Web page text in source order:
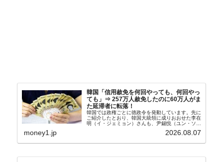
韓国「信用赦免を何回やっても、何回やっ
ても」⇒ 257万人赦免したのに60万人がま
た延滞者に転落！
韓国では政権ごとに徳政令を発動しています。先に
ご紹介したとおり、韓国大統領に成りおおせた李在
明（イ・ジェミョン）さんも、尹錫悦（ユン・ソギ
バンクにして不良債権の買い取りを行い、分割償還
money1.jp 2026.08.07